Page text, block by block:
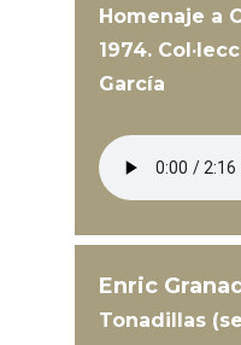
Homenaje a
1974.
García
Enric
Tonadillas